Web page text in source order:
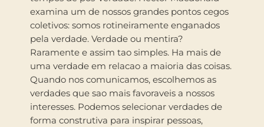
examina um de nossos grandes pontos cegos
coletivos: somos rotineiramente enganados
pela verdade. Verdade ou mentira?
Raramente e assim tao simples. Ha mais de
uma verdade em relacao a maioria das coisas.
Quando nos comunicamos, escolhemos as
verdades que sao mais favoraveis a nossos
interesses. Podemos selecionar verdades de
forma construtiva para inspirar pessoas,